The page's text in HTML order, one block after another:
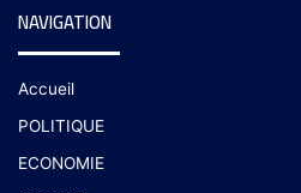
NAVIGATION
Accueil
POLITIQUE
ECONOMIE